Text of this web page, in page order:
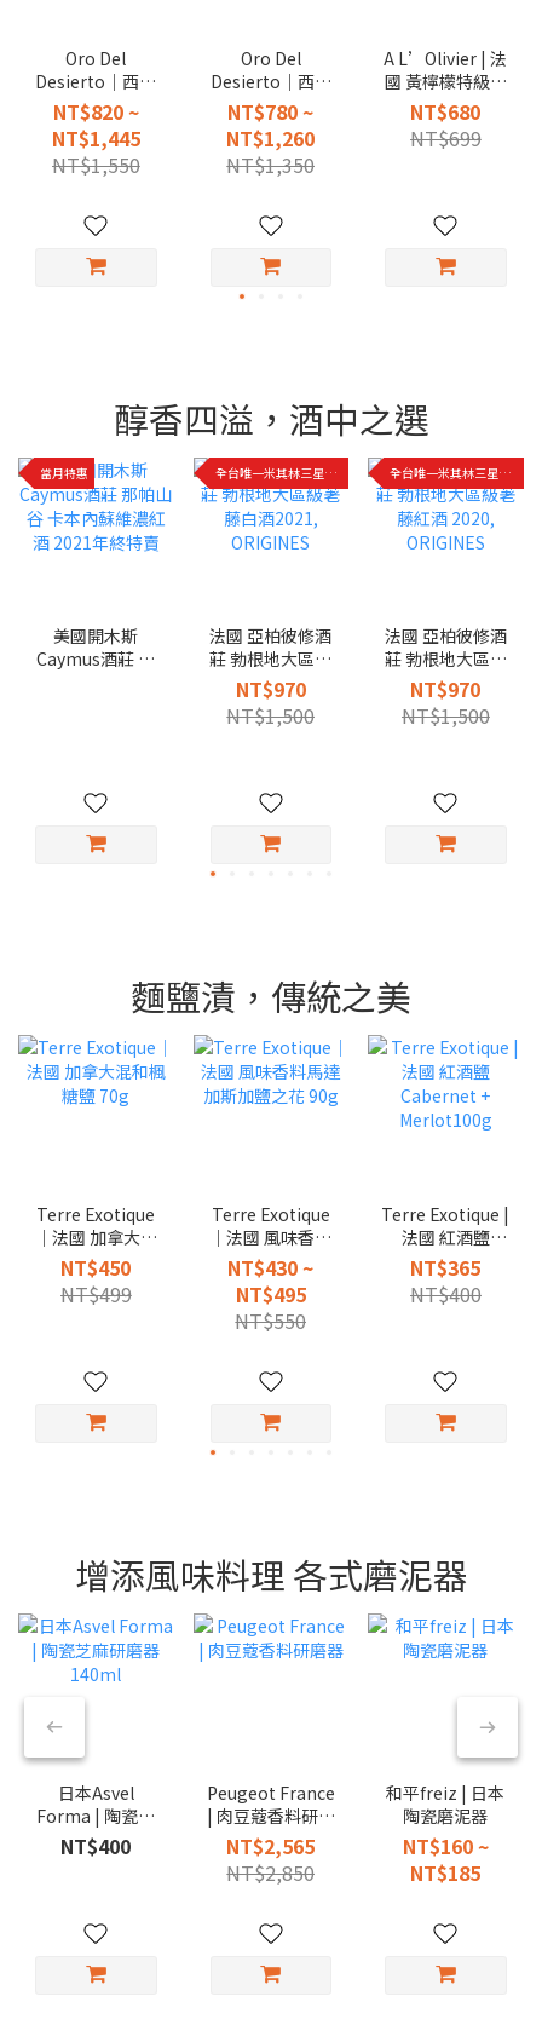
Oro Del
Desierto｜西班
牙 歐若 單一品種
冷壓特級初榨橄
欖油
NT$820 ~
NT$1,445
NT$1,550
Oro Del
Desierto｜西班
牙 歐若 世界冠軍
特級初榨冷壓橄
欖油
NT$780 ~
NT$1,260
NT$1,350
A L’Olivier | 法
國 黃檸檬特級初
榨橄欖油 調和油
250ml
NT$680
NT$699
醇香四溢，酒中之選
當月特惠
美國開木斯
Caymus酒莊 那
全台唯一米其林三星餐廳指定用酒
法國 亞柏彼修酒
莊 勃根地大區級
荖藤白酒2021,
ORIGINES
NT$970
NT$1,500
全台唯一米其林三星餐廳指定用酒
法國 亞柏彼修酒
莊 勃根地大區級
荖藤紅酒 2020,
ORIGINES
NT$970
NT$1,500
麵鹽漬，傳統之美
Terre Exotique
｜法國 加拿大混
和楓糖鹽 70g
NT$450
NT$499
Terre Exotique
｜法國 風味香料
馬達加斯加鹽之
花 90g
NT$430 ~
NT$495
NT$550
Terre Exotique |
法國 紅酒鹽
Cabernet +
Merlot100g
NT$365
NT$400
增添風味料理 各式磨泥器
日本Asvel
Forma | 陶瓷芝
麻研磨器 140ml
NT$400
Peugeot France
| 肉豆蔻香料研磨
器
NT$2,565
NT$2,850
和平freiz | 日本
陶瓷磨泥器
NT$160 ~
NT$185